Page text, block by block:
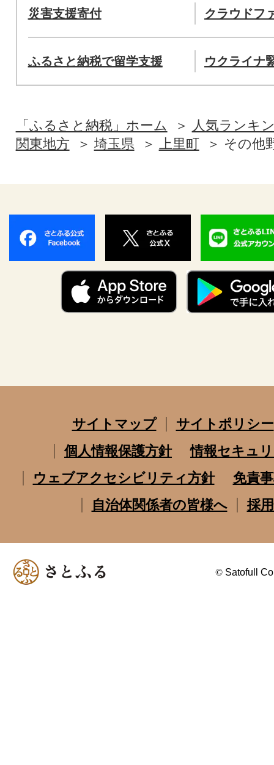
災害支援寄付 クラウドフ
ふるさと納税で留学支援 ウクライナ
「ふるさと納税」ホーム
人気ランキ
関東地方
埼玉県 上里町 その他
サイトマップ
サイトポリシー
個人情報保護方針
情報セキュ
ウェブアクセシビリティ方針
免責
自治体関係者の皆様へ
採
© Satofull